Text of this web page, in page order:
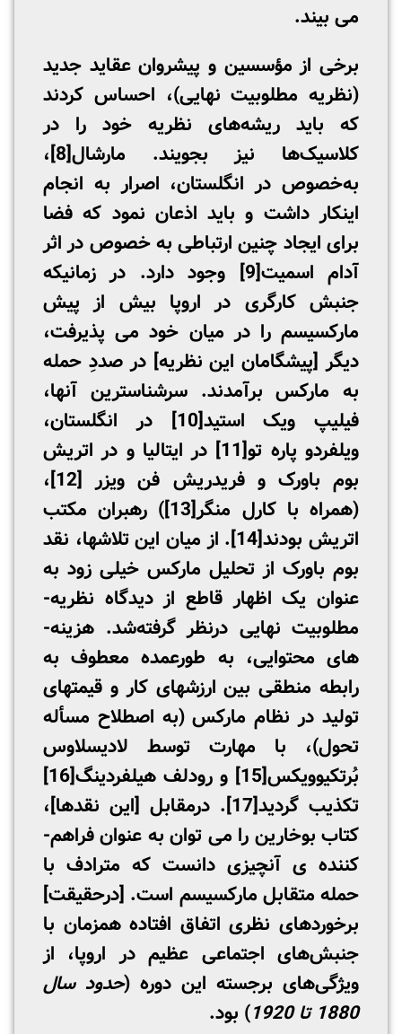
می­ بیند.
برخی از مؤسسین و پیشروان عقاید جدید
(نظریه مطلوبیت نهایی)، احساس کردند
که باید ریشه‌های نظریه خود را در
کلاسیک‌ها نیز بجویند. مارشال[8]
،
به‌خصوص در انگلستان، اصرار به انجام
اینکار داشت و باید اذعان نمود که فضا
برای ایجاد چنین ارتباطی به خصوص در اثر
آدام اسمیت[9]
وجود دارد. در زمانیکه
جنبش کارگری در اروپا بیش از پیش
مارکسیسم را در میان خود می­ پذیرفت،
دیگر [پیشگامان این نظریه] در صددِ حمله
به مارکس برآمدند. سرشناس­ترین آنها،
فیلیپ ویک استید[10]
در انگلستان،
ویلفردو پاره­ تو[11]
در ایتالیا و در اتریش
بوم باورک و فریدریش فن ویزر [12]
،
(همراه با کارل منگر[13]
) رهبران مکتب
اتریش بودند[14]
. از میان این تلاشها، نقد
بوم باورک از تحلیل مارکس خیلی زود به
عنوان یک اظهار قاطع از دیدگاه نظریه­
مطلوبیت نهایی درنظر گرفته‌شد. هزینه­
های محتوایی، به طورعمده معطوف به
رابطه منطقی بین ارزشهای کار و قیمتهای
تولید در نظام مارکس (به اصطلاح مسأله
تحول)، با مهارت توسط لادیسلاوس
بُرتکیوویکس[15] و رودلف هیلفردینگ[16]
تکذیب گردید[17]
. درمقابل [این نقدها]،
کتاب بوخارین را می ­توان به عنوان فراهم­
کننده­ ی آنچیزی دانست که مترادف با
حمله متقابل مارکسیسم است. [درحقیقت]
برخوردهای نظری اتفاق افتاده همزمان با
جنبش‌های اجتماعی عظیم در اروپا، از
ویژگی‌های برجسته این دوره (حدود سال
1880 تا 1920
) بود.